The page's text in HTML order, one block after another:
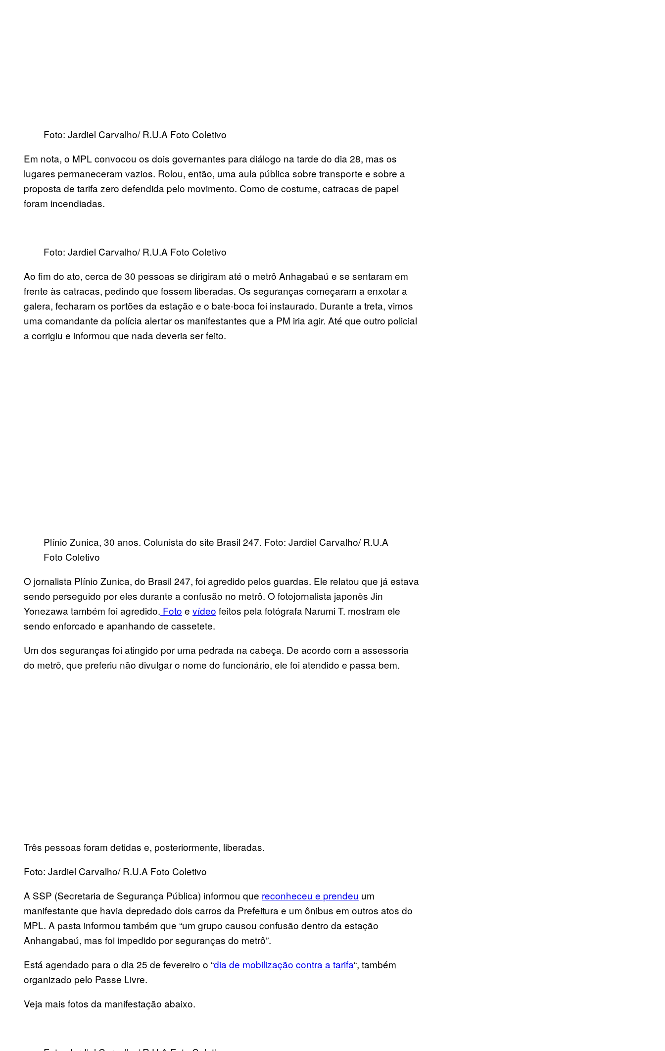
Foto: Jardiel Carvalho/ R.U.A Foto Coletivo
Em nota, o MPL convocou os dois governantes para diálogo na tarde do dia 28, mas os
lugares permaneceram vazios. Rolou, então, uma aula pública sobre transporte e sobre a
proposta de tarifa zero defendida pelo movimento. Como de costume, catracas de papel
foram incendiadas.
Foto: Jardiel Carvalho/ R.U.A Foto Coletivo
Ao fim do ato, cerca de 30 pessoas se dirigiram até o metrô Anhagabaú e se sentaram em
frente às catracas, pedindo que fossem liberadas. Os seguranças começaram a enxotar a
galera, fecharam os portões da estação e o bate-boca foi instaurado. Durante a treta, vimos
uma comandante da polícia alertar os manifestantes que a PM iria agir. Até que outro policial
a corrigiu e informou que nada deveria ser feito.
Plínio Zunica, 30 anos. Colunista do site Brasil 247. Foto: Jardiel Carvalho/ R.U.A
Foto Coletivo
O jornalista Plínio Zunica, do Brasil 247, foi agredido pelos guardas. Ele relatou que já estava
sendo perseguido por eles durante a confusão no metrô. O fotojornalista japonês Jin
Yonezawa também foi agredido. Foto e vídeo feitos pela fotógrafa Narumi T. mostram ele
sendo enforcado e apanhando de cassetete.
Um dos seguranças foi atingido por uma pedrada na cabeça. De acordo com a assessoria
do metrô, que preferiu não divulgar o nome do funcionário, ele foi atendido e passa bem.
Três pessoas foram detidas e, posteriormente, liberadas.
Foto: Jardiel Carvalho/ R.U.A Foto Coletivo
A SSP (Secretaria de Segurança Pública) informou que reconheceu e prendeu um
manifestante que havia depredado dois carros da Prefeitura e um ônibus em outros atos do
MPL. A pasta informou também que “um grupo causou confusão dentro da estação
Anhangabaú, mas foi impedido por seguranças do metrô”.
Está agendado para o dia 25 de fevereiro o “dia de mobilização contra a tarifa“, também
organizado pelo Passe Livre.
Veja mais fotos da manifestação abaixo.